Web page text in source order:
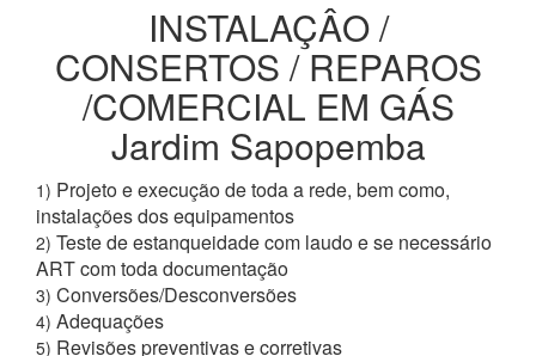
INSTALAÇÂO /
CONSERTOS / REPAROS
/COMERCIAL EM GÁS
Jardim Sapopemba
1) Projeto e execução de toda a rede, bem como,
instalações dos equipamentos
2) Teste de estanqueidade com laudo e se necessário
ART com toda documentação
3) Conversões/Desconversões
4) Adequações
5) Revisões preventivas e corretivas